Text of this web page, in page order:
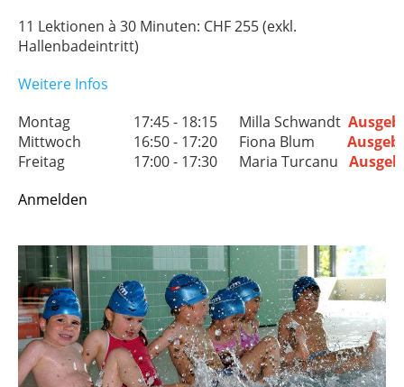
11 Lektionen à 30 Minuten: CHF 255 (exkl.
Hallenbadeintritt)
Weitere Infos
Montag
17:45 - 18:15 Milla Schwandt
Mittwoch
16:50 - 17:20 Fiona Blum
Freitag
17:00 - 17:30 Maria Turcanu
Anmelden